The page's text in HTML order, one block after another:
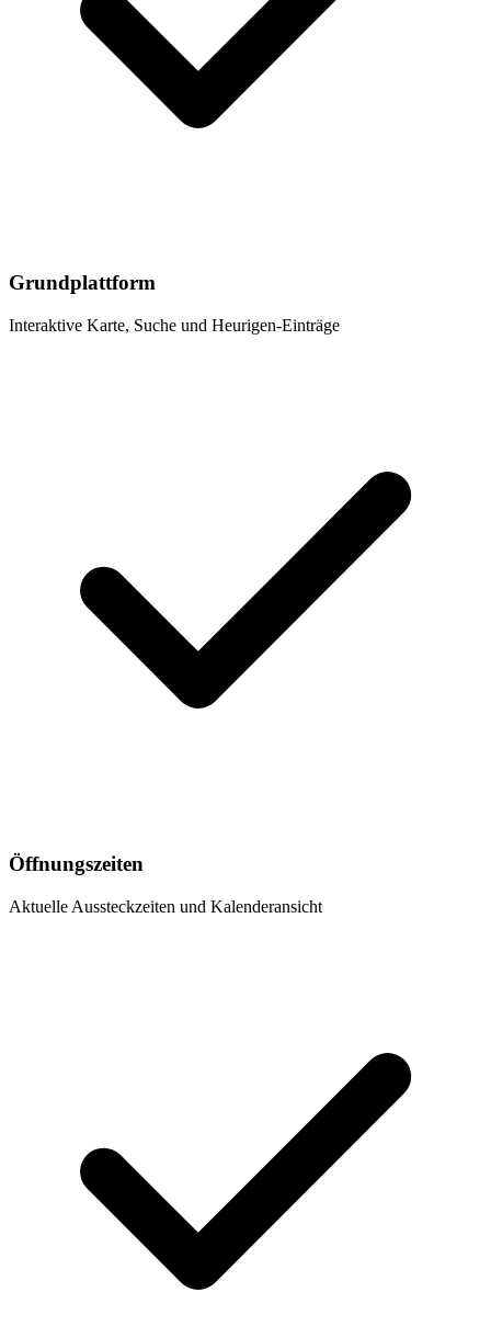
Grundplattform
Interaktive Karte, Suche und Heurigen-Einträge
Öffnungszeiten
Aktuelle Aussteckzeiten und Kalenderansicht